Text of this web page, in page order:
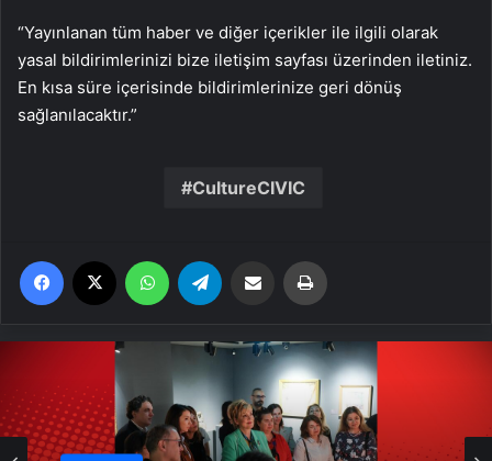
“Yayınlanan tüm haber ve diğer içerikler ile ilgili olarak
yasal bildirimlerinizi bize iletişim sayfası üzerinden iletiniz.
En kısa süre içerisinde bildirimlerinize geri dönüş
sağlanılacaktır.”
CultureCIVIC
Facebook WhatsApp Email'den paylaş